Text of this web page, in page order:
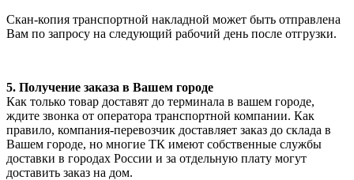
Скан-копия транспортной накладной может быть отправлена
Вам по запросу на следующий рабочий день после отгрузки.
5. Получение заказа в Вашем городе
Как только товар доставят до терминала в вашем городе,
ждите звонка от оператора транспортной компании. Как
правило, компания-перевозчик доставляет заказ до склада в
Вашем городе, но многие ТК имеют собственные службы
доставки в городах России и за отдельную плату могут
доставить заказ на дом.